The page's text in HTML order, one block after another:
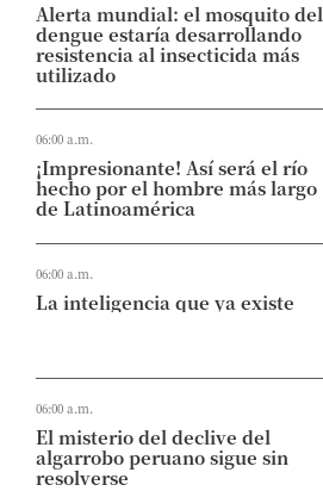
Alerta mundial: el mosquito del
dengue estaría desarrollando
resistencia al insecticida más
utilizado
06:00 a.m.
¡Impresionante! Así será el río
hecho por el hombre más largo
de Latinoamérica
06:00 a.m.
La inteligencia que ya existe
06:00 a.m.
El misterio del declive del
algarrobo peruano sigue sin
resolverse